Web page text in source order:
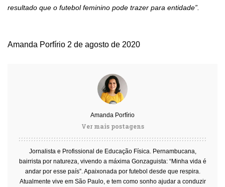
resultado que o futebol feminino pode trazer para entidade”.
Amanda Porfírio 2 de agosto de 2020
Amanda Porfírio
Ver mais postagens
Jornalista e Profissional de Educação Física. Pernambucana,
bairrista por natureza, vivendo a máxima Gonzaguista: “Minha vida é
andar por esse país”. Apaixonada por futebol desde que respira.
Atualmente vive em São Paulo, e tem como sonho ajudar a conduzir